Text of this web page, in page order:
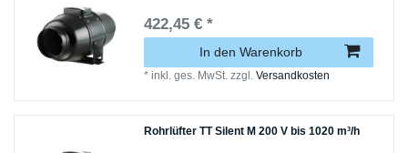
422,45 € *
In den Warenkorb
*inkl. ges. MwSt. zzgl.Versandkosten
Rohrlüfter TT Silent M 200 V bis 1020 m³/h